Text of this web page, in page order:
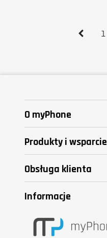
1
O myPhone
Produkty i wsparcie
Obsługa klienta
Informacje